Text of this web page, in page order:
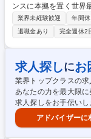
ンスに本拠を置く世界
プ企業である当社にて
設の設備保守管理をお任せします。 【業務詳
設備の保守管理・点検
理・点検におけるマネ
針の検討、復旧対応、
出・報告書作成 ■法令
メンバーの教育及び評価 募集職種 【浜松市/水処理施設の設備保
者】転勤無/退職金有／
業界未経験歓迎 年間
退職金あり
完全週休2
求人探しにお
業界トップクラスの求
あなたの力を最大限に
求人探しをお手伝いし
アドバイザーに